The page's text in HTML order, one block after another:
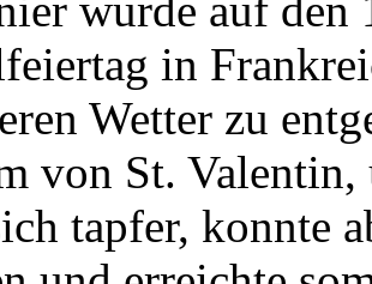
in
Wetter zu
von St.
tapfer, konnte